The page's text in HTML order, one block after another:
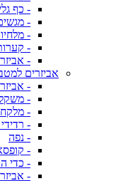
- כף
-
-
-
-
אביזרים
-
-
-
- רדידי
- נפה
-
- כדי
-